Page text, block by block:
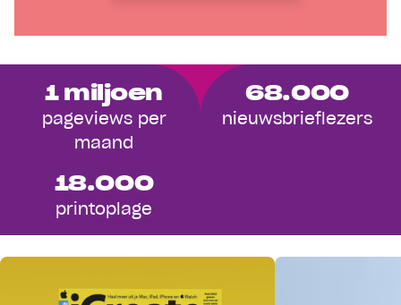
1 miljoen
pageviews per
maand
68.000
nieuwsbrieflezers
18.000
printoplage